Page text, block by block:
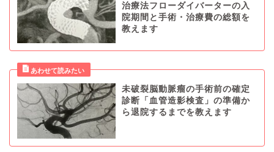
治療法フローダイバーターの入
院期間と手術・治療費の総額を
教えます
未破裂脳動脈瘤の手術前の確定
診断「血管造影検査」の準備か
ら退院するまでを教えます